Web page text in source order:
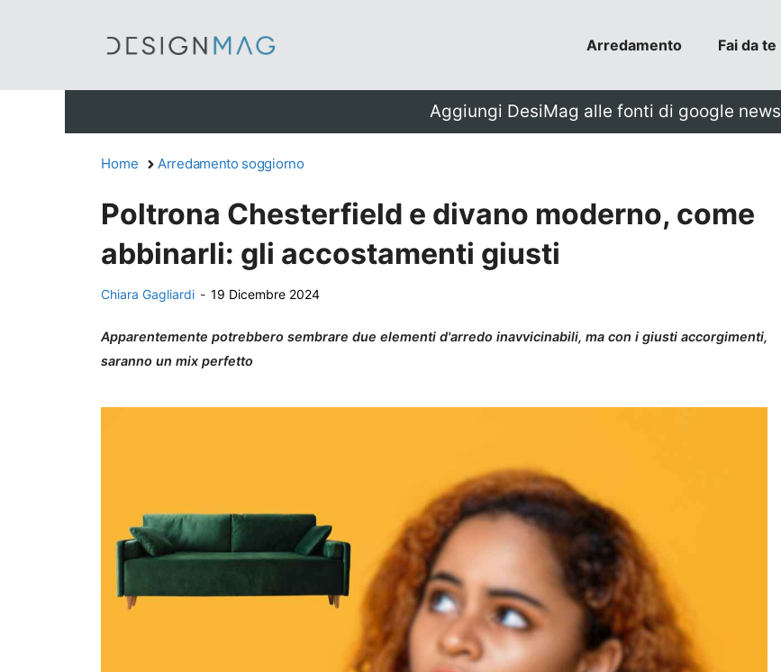
Arredamento Fai da te
Aggiungi DesiMag alle fonti di google news
Home Arredamento soggiorno
Poltrona Chesterfield e divano moderno, come
abbinarli: gli accostamenti giusti
Chiara Gagliardi - 19 Dicembre 2024
Apparentemente potrebbero sembrare due elementi d'arredo inavvicinabili, ma con i giusti accorgimenti,
saranno un mix perfetto